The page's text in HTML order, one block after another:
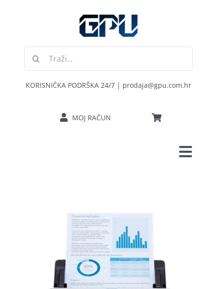
Traži...
KORISNIČKA PODRŠKA 24/7 | prodaja@gpu.com.hr
MOJ RAČUN
KABELI I KONEKTORI